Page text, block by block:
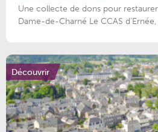
Une collecte de dons pour
Dame-de-Charné Le CCAS
Découvrir